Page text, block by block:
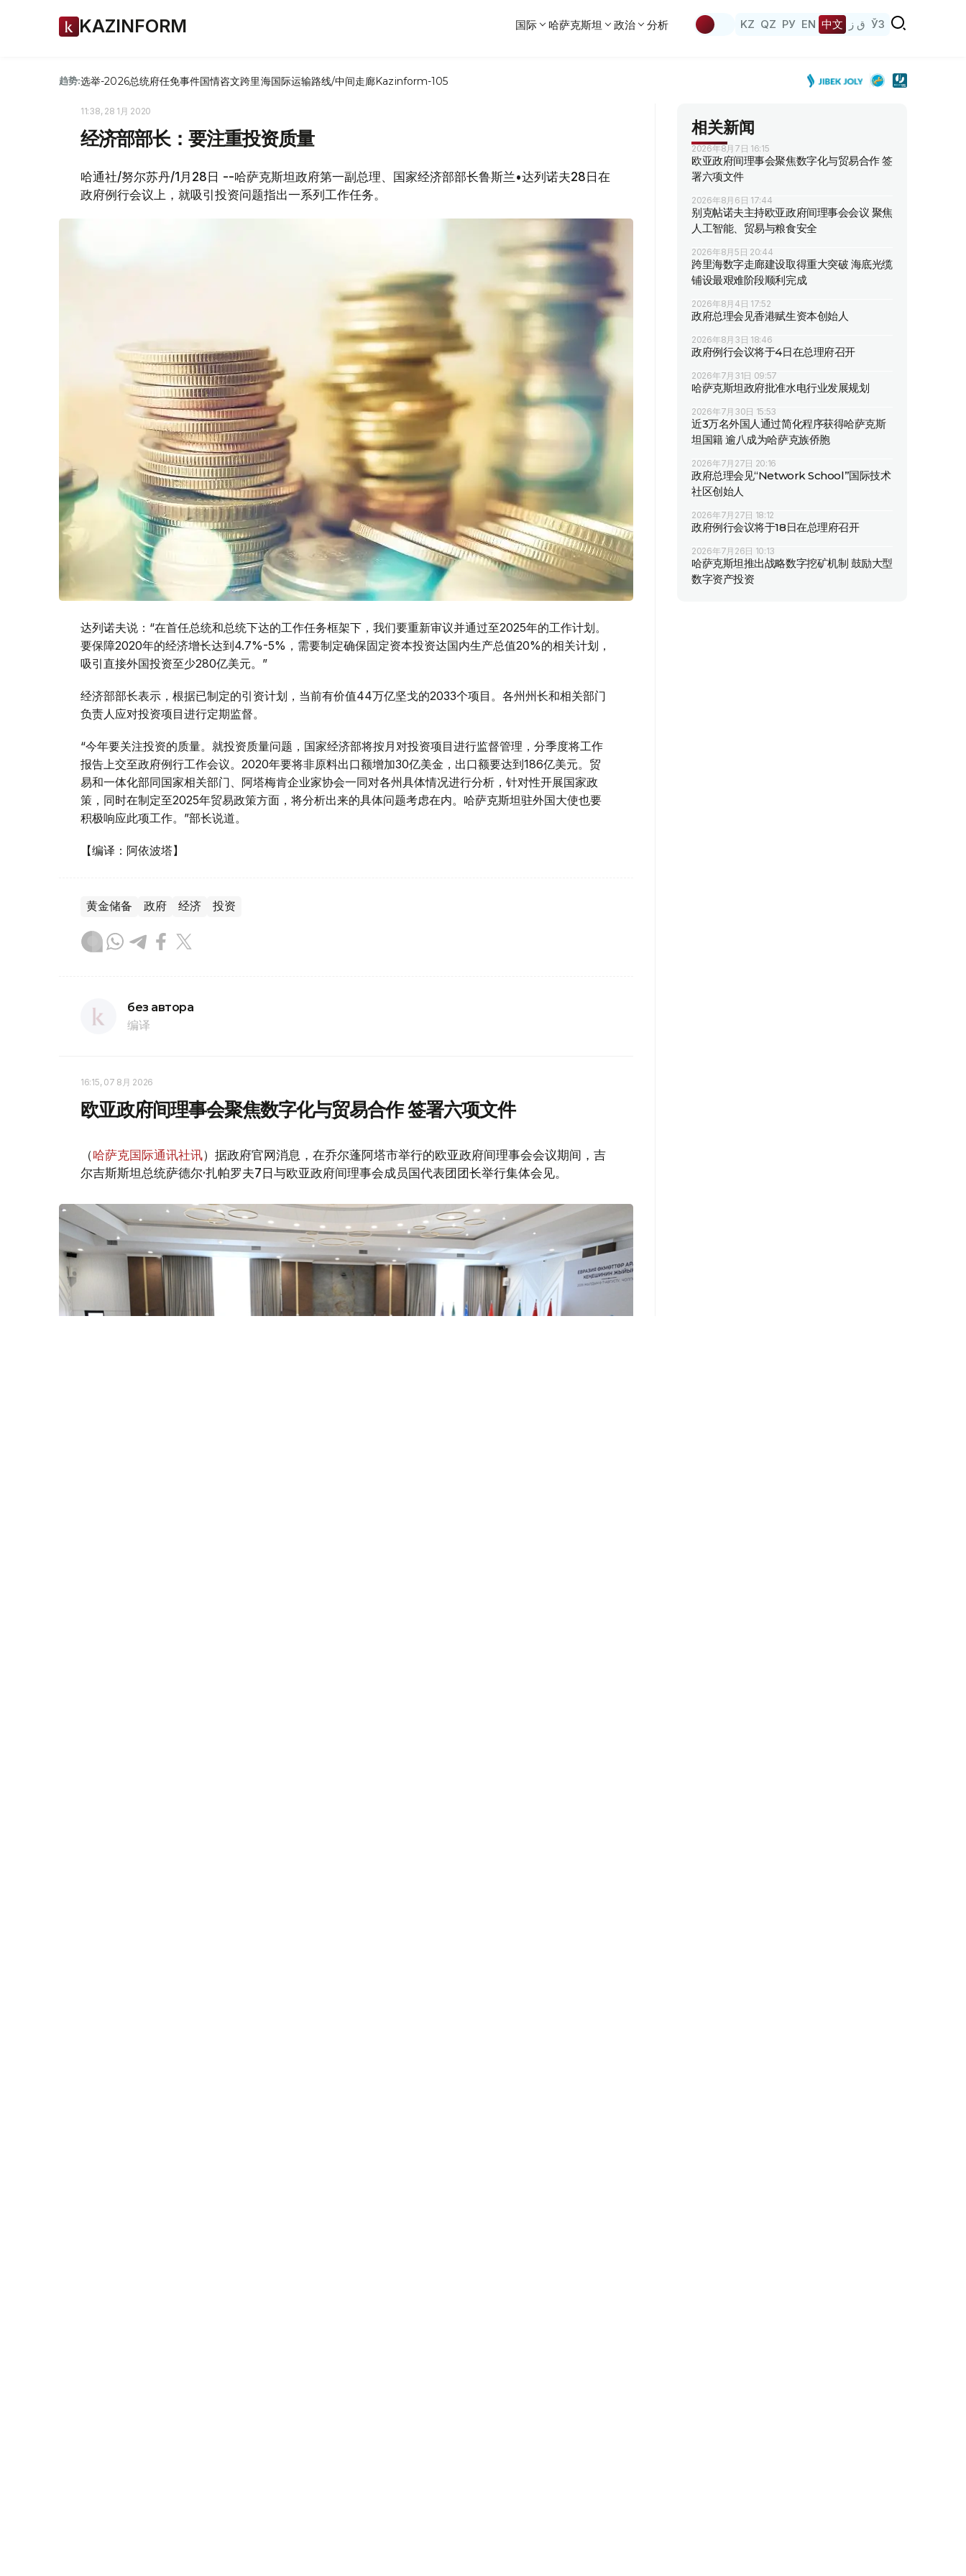
KAZINFORM 国际 哈萨克斯坦 政治 分析 KZ QZ РУ EN 中文 ق ز ЎЗ
趋势:选举-2026总统府任免事件国情咨文跨里海国际运输路线/中间走廊Kazinform-105
11:38, 28 1月 2020
经济部部长：要注重投资质量
哈通社/努尔苏丹/1月28日 --哈萨克斯坦政府第一副总理、国家经济部部长鲁斯兰•达列诺夫28日在
政府例行会议上，就吸引投资问题指出一系列工作任务。
达列诺夫说：“在首任总统和总统下达的工作任务框架下，我们要重新审议并通过至2025年的工作计划。
要保障2020年的经济增长达到4.7%-5%，需要制定确保固定资本投资达国内生产总值20%的相关计划，
吸引直接外国投资至少280亿美元。”
经济部部长表示，根据已制定的引资计划，当前有价值44万亿坚戈的2033个项目。各州州长和相关部门
负责人应对投资项目进行定期监督。
“今年要关注投资的质量。就投资质量问题，国家经济部将按月对投资项目进行监督管理，分季度将工作
报告上交至政府例行工作会议。2020年要将非原料出口额增加30亿美金，出口额要达到186亿美元。贸
易和一体化部同国家相关部门、阿塔梅肯企业家协会一同对各州具体情况进行分析，针对性开展国家政
策，同时在制定至2025年贸易政策方面，将分析出来的具体问题考虑在内。哈萨克斯坦驻外国大使也要
积极响应此项工作。”部长说道。
【编译：阿依波塔】
黄金储备 政府 经济 投资
без автора
编译
16:15, 07 8月 2026
欧亚政府间理事会聚焦数字化与贸易合作 签署六项文件
（哈萨克国际通讯社讯）据政府官网消息，在乔尔蓬阿塔市举行的欧亚政府间理事会会议期间，吉
尔吉斯斯坦总统萨德尔·扎帕罗夫7日与欧亚政府间理事会成员国代表团团长举行集体会见。
相关新闻
2026年8月7日 16:15
欧亚政府间理事会聚焦数字化与贸易合作 签
署六项文件
2026年8月6日 17:44
别克帖诺夫主持欧亚政府间理事会会议 聚焦
人工智能、贸易与粮食安全
2026年8月5日 20:44
跨里海数字走廊建设取得重大突破 海底光缆
铺设最艰难阶段顺利完成
2026年8月4日 17:52
政府总理会见香港赋生资本创始人
2026年8月3日 18:46
政府例行会议将于4日在总理府召开
2026年7月31日 09:57
哈萨克斯坦政府批准水电行业发展规划
2026年7月30日 15:53
近3万名外国人通过简化程序获得哈萨克斯
坦国籍 逾八成为哈萨克族侨胞
2026年7月27日 20:16
政府总理会见“Network School”国际技术
社区创始人
2026年7月27日 18:12
政府例行会议将于18日在总理府召开
2026年7月26日 10:13
哈萨克斯坦推出战略数字挖矿机制 鼓励大型
数字资产投资